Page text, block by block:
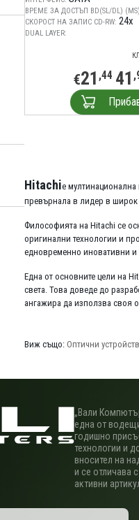
ВРЕМЕ ЗА ДОСТЪП BD(SL/DL)
СКОРОСТ НА ЗАПИС CD-RW: 24x
DUAL LAYER:
€21 ,44 41
Hitachiе мултинационална
превърнала в лидер в широк
Философията на Hitachi се
оригинални технологии и
едновременно иновативни и
Една от основните цели на
света. Това доведе до
ангажира да използва своя
Виж също: Оптични
„Вали
една от
годишно
технологии и
вносител на
и се отличава
активни